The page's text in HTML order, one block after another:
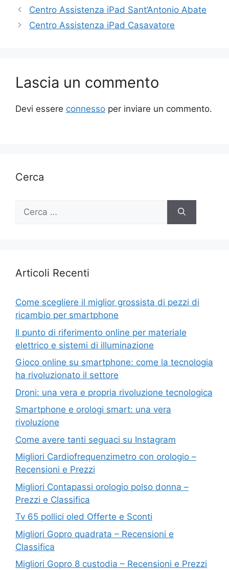
Centro Assistenza iPad Sant’Antonio Abate
Centro Assistenza iPad Casavatore
Lascia un commento
Devi essere connesso per inviare un commento.
Cerca
Ricerca
Articoli Recenti
Come scegliere il miglior grossista di pezzi di
ricambio per smartphone
Il punto di riferimento online per materiale
elettrico e sistemi di illuminazione
Gioco online su smartphone: come la tecnologia
ha rivoluzionato il settore
Droni: una vera e propria rivoluzione tecnologica
Smartphone e orologi smart: una vera
rivoluzione
Come avere tanti seguaci su Instagram
Migliori Cardiofrequenzimetro con orologio –
Recensioni e Prezzi
Migliori Contapassi orologio polso donna –
Prezzi e Classifica
Tv 65 pollici oled Offerte e Sconti
Migliori Gopro quadrata – Recensioni e
Classifica
Migliori Gopro 8 custodia – Recensioni e Prezzi